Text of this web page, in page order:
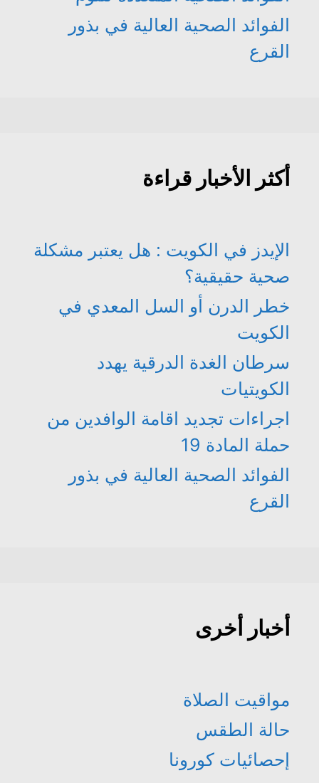
الفوائد الصحية العالية في بذور
القرع
أكثر الأخبار قراءة
الإيدز في الكويت : هل يعتبر مشكلة
صحية حقيقية؟
خطر الدرن أو السل المعدي في
الكويت
سرطان الغدة الدرقية يهدد
الكويتيات
اجراءات تجديد اقامة الوافدين من
حملة المادة 19
الفوائد الصحية العالية في بذور
القرع
أخبار أخرى
مواقيت الصلاة
حالة الطقس
إحصائيات كورونا